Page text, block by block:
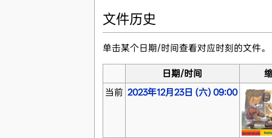
文件历史
单击某个日期/时间查看对应时刻的文件。
日期/时间
当前 2023年12月23日 (六) 09:00